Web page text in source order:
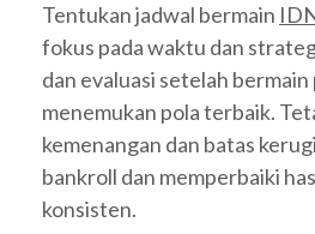
Tentukan jadwal bermain
fokus pada waktu dan
dan evaluasi setelah
menemukan pola terbaik.
kemenangan dan batas
bankroll dan memperbaiki
konsisten.